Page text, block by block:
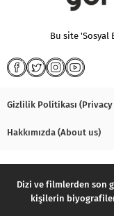
Bu site 'Sosyal
Gizlilik Politikası
Hakkımızda (About us)
Dizi ve filmlerden son
kişilerin